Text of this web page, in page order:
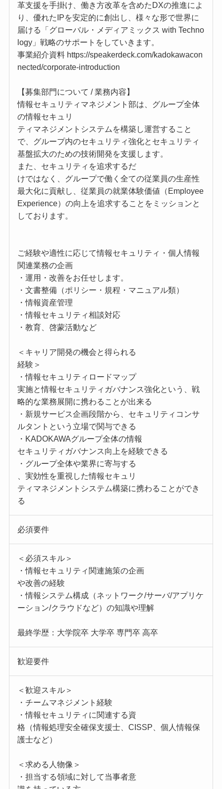
革支援を手掛け、働き方改革を含めたDXの推進によ
り、優れたIPを安定的に創出し、様々な形で世界に
届ける「グローバル・メディアミックス with Techno
logy」戦略のサポートをしていきます。
事業紹介資料 https://speakerdeck.com/kadokawacon
nected/corporate-introduction
【募集部門について / 業務内容】
情報セキュリティマネジメント部は、グループ全体
の情報セキュリ
ティマネジメントシステムを構築し運営すること
で、グループ内のセキュリティ強化とセキュリティ
基盤拡大のための技術開発を支援します。
また、セキュリティを追求するだ
けではなく、グループで働く全ての従業員の生産性
最大化に貢献し、従業員の就業体験価値（Employee
Experience）の向上を追求することをミッションと
しております。
ご経験や適性に応じて情報セキュリティ・個人情報
関連業務の企画
・運用・改善をお任せします。
・文書整備（ポリシー・規程・マニュアル類）
・情報資産管理
・情報セキュリティ相談対応
・教育、啓蒙活動など
＜キャリア開発の機会と得られる
経験＞
・情報セキュリティロードマップ
実施と情報セキュリティガバナンス強化という、戦
略的な業務展開に携わることが出来る
・新規サービス企画段階から、セキュリティコンサ
ルタントという立場で関与できる
・KADOKAWAグループ全体の情報
セキュリティガバナンス向上を経験できる
・グループ全体や業界に寄与する
、実効性を重視した情報セキュリ
ティマネジメントシステム構築に携わることができ
る
必須要件
＜必須スキル＞
・情報セキュリティ関連施策の企画
や改善の経験
・情報システム構成（ネットワーク/サーバ/アプリケ
ーション/クラウドなど）の知識や理解
最終学歴：大学院卒 大学卒 専門卒 高卒
歓迎要件
＜歓迎スキル＞
・チームマネジメント経験
・情報セキュリティに関連する資
格（情報処理安全確保支援士、CISSP、個人情報保
護士など）
＜求める人物像＞
・担当する領域に対して当事者意